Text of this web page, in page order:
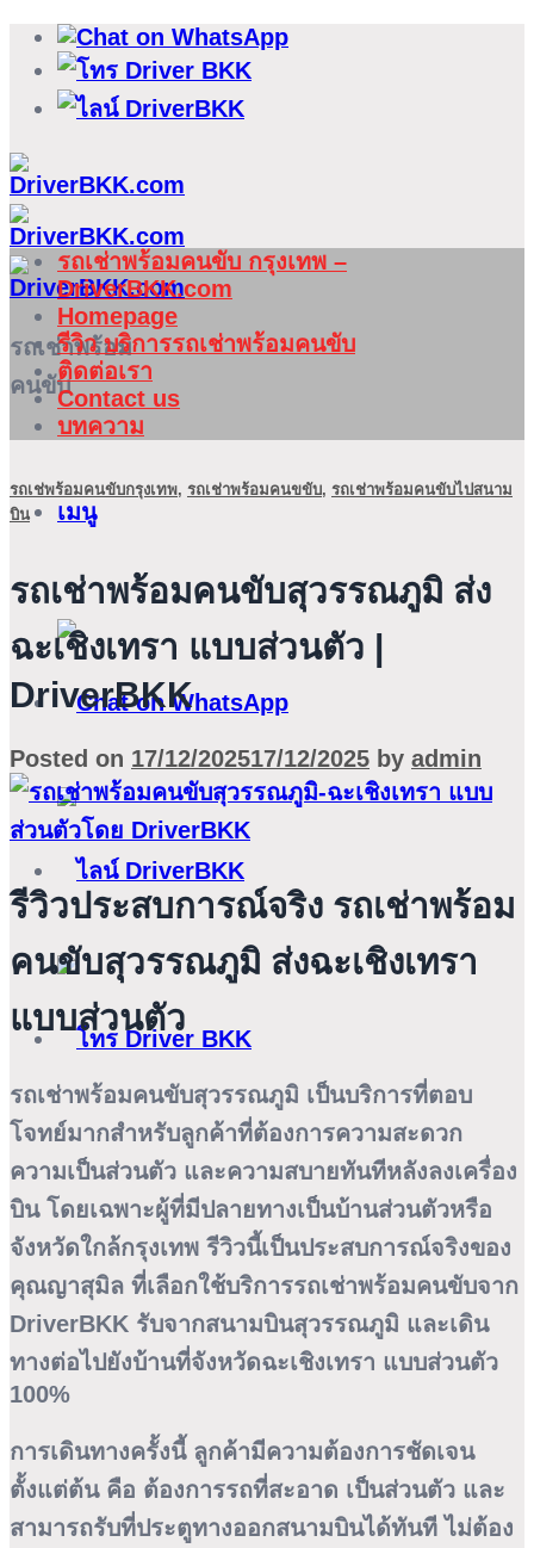
ข้าม
เนื้อหา
รถเช่าพร้อม
คนขับ
เมนู
รถเช่าพร้อมคนขับ กรุงเทพ –
DriverBKK.com
Homepage
รีวิว บริการรถเช่าพร้อมคนขับ
ติดต่อเรา
Contact us
บทความ
รถเช่พร้อมคนขับกรุงเทพ, รถเช่าพร้อมคนขขับ, รถเช่าพร้อมคนขับไปสนาม
บิน
รถเช่าพร้อมคนขับสุวรรณภูมิ ส่ง
ฉะเชิงเทรา แบบส่วนตัว |
DriverBKK
Posted on 17/12/202517/12/2025 by admin
รีวิวประสบการณ์จริง รถเช่าพร้อม
คนขับสุวรรณภูมิ ส่งฉะเชิงเทรา
แบบส่วนตัว
รถเช่าพร้อมคนขับสุวรรณภูมิ เป็นบริการที่ตอบ
โจทย์มากสำหรับลูกค้าที่ต้องการความสะดวก
ความเป็นส่วนตัว และความสบายทันทีหลังลงเครื่อง
บิน โดยเฉพาะผู้ที่มีปลายทางเป็นบ้านส่วนตัวหรือ
จังหวัดใกล้กรุงเทพ รีวิวนี้เป็นประสบการณ์จริงของ
คุณญาสุมิล ที่เลือกใช้บริการรถเช่าพร้อมคนขับจาก
DriverBKK รับจากสนามบินสุวรรณภูมิ และเดิน
ทางต่อไปยังบ้านที่จังหวัดฉะเชิงเทรา แบบส่วนตัว
100%
การเดินทางครั้งนี้ ลูกค้ามีความต้องการชัดเจน
ตั้งแต่ต้น คือ ต้องการรถที่สะอาด เป็นส่วนตัว และ
สามารถรับที่ประตูทางออกสนามบินได้ทันที ไม่ต้อง